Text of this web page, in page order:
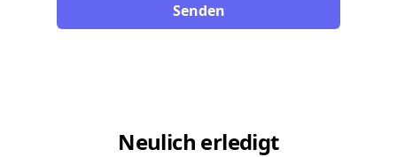
Senden
Neulich erledigt